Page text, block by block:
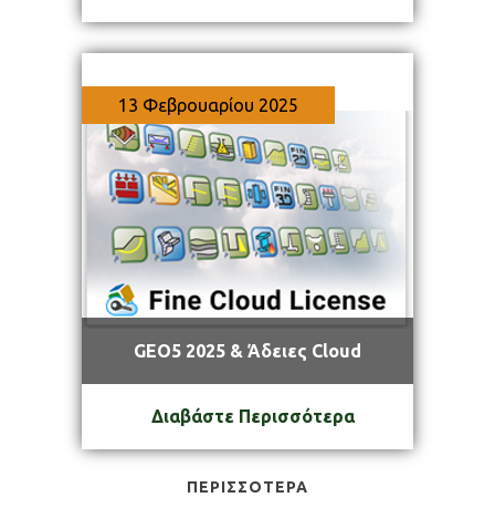
GEO5 2025 & Άδειες Cloud
Διαβάστε Περισσότερα
13 Φεβρουαρίου 2025
ΠΕΡΙΣΣΌΤΕΡΑ